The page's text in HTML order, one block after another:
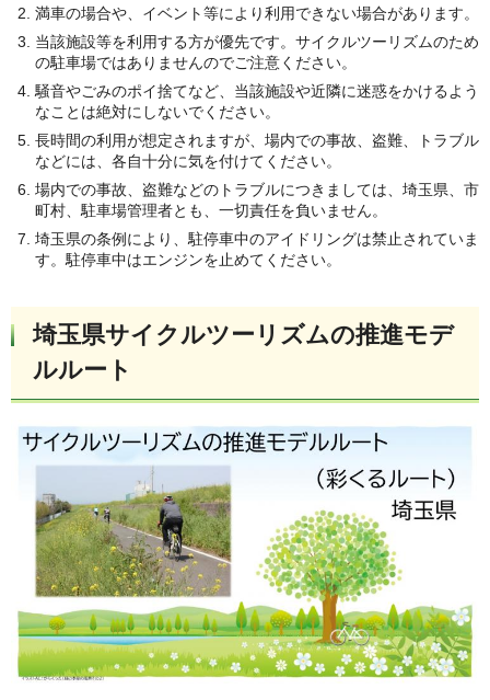
満車の場合や、イベント等により利用できない場合があります。
当該施設等を利用する方が優先です。サイクルツーリズムのため
の駐車場ではありませんのでご注意ください。
騒音やごみのポイ捨てなど、当該施設や近隣に迷惑をかけるよう
なことは絶対にしないでください。
長時間の利用が想定されますが、場内での事故、盗難、トラブル
などには、各自十分に気を付けてください。
場内での事故、盗難などのトラブルにつきましては、埼玉県、市
町村、駐車場管理者とも、一切責任を負いません。
埼玉県の条例により、駐停車中のアイドリングは禁止されていま
す。駐停車中はエンジンを止めてください。
埼玉県サイクルツーリズムの推進モデ
ルルート